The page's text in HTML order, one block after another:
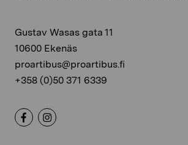
Gustav Wasas gata 11
10600 Ekenäs
proartibus@proartibus.fi
+358 (0)50 371 6339